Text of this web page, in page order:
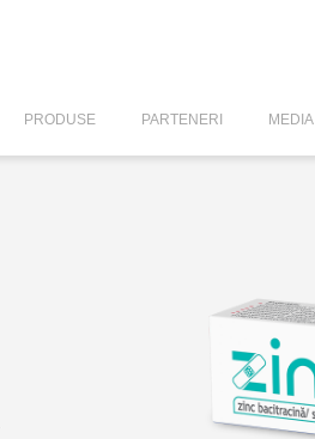
PRODUSE PARTENERI MEDIA